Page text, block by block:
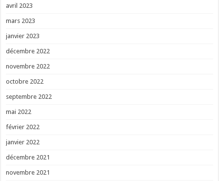
avril 2023
mars 2023
janvier 2023
décembre 2022
novembre 2022
octobre 2022
septembre 2022
mai 2022
février 2022
janvier 2022
décembre 2021
novembre 2021